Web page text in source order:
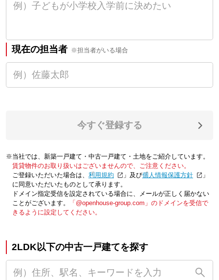
現在の担当者 ※担当者がいる場合
今すぐ登録する
※当社では、新築一戸建て・中古一戸建て・土地をご紹介しています。
賃貸物件のお取り扱いはございませんので、ご注意ください。
ご登録いただいた場合は、「利用規約 」及び「個人情報保護方針
」
に同意いただいたものとして承ります。
ドメイン指定受信を設定されている場合に、メールが正しく届かない
ことがございます。
「@openhouse-group.com」のドメインを受信で
きるように設定してください。
2LDK以下の中古一戸建てを探す